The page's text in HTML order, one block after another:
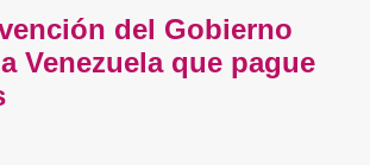
del Gobierno
Venezuela que pague